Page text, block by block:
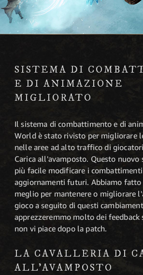
SISTEMA DI
E DI ANIMAZIONE
MIGLIORATO
Il sistema di combattimento e di
World è stato rivisto per migliorare
nelle aree ad alto traffico di
Carica all'avamposto. Questo nuovo
più facile modificare i
aggiornamenti futuri. Abbiamo
meglio per mantenere o migliorare
gioco a seguito di questi
apprezzeremmo molto dei feedback
non vi piace dopo la patch.
LA CAVALLERIA DI
ALL'AVAMPOSTO